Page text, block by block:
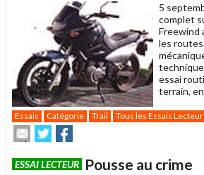
5
complet
Freewind
les
essai
terrain,
Essais Catégorie Trail Tous les Essais Lecteur
Envoyer
cet
à
Partager
sur
sur
ESSAI LECTEUR Pousse au crime